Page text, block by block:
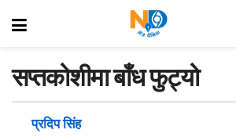
सप्तकोशीमा बाँध फुट्यो
प्रदिप सिंह